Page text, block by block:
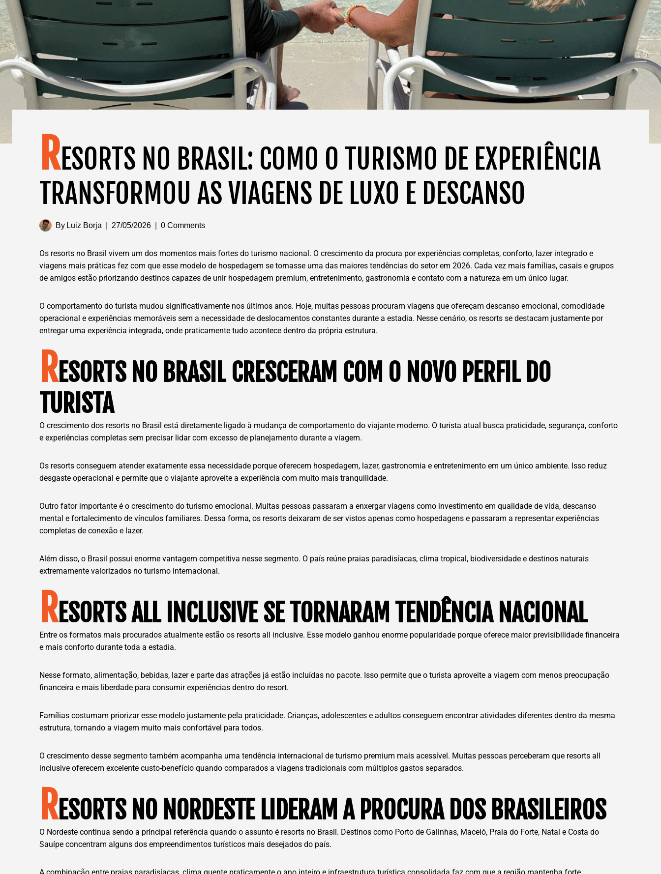
RESORTS NO BRASIL: COMO O TURISMO DE EXPERIÊNCIA
TRANSFORMOU AS VIAGENS DE LUXO E DESCANSO
By Luiz Borja 27/05/2026 0 Comments
Os resorts no Brasil vivem um dos momentos mais fortes do turismo nacional. O crescimento da procura por experiências completas, conforto, lazer integrado e
viagens mais práticas fez com que esse modelo de hospedagem se tornasse uma das maiores tendências do setor em 2026. Cada vez mais famílias, casais e grupos
de amigos estão priorizando destinos capazes de unir hospedagem premium, entretenimento, gastronomia e contato com a natureza em um único lugar.
O comportamento do turista mudou significativamente nos últimos anos. Hoje, muitas pessoas procuram viagens que ofereçam descanso emocional, comodidade
operacional e experiências memoráveis sem a necessidade de deslocamentos constantes durante a estadia. Nesse cenário, os resorts se destacam justamente por
entregar uma experiência integrada, onde praticamente tudo acontece dentro da própria estrutura.
RESORTS NO BRASIL CRESCERAM COM O NOVO PERFIL DO
TURISTA
O crescimento dos resorts no Brasil está diretamente ligado à mudança de comportamento do viajante moderno. O turista atual busca praticidade, segurança, conforto
e experiências completas sem precisar lidar com excesso de planejamento durante a viagem.
Os resorts conseguem atender exatamente essa necessidade porque oferecem hospedagem, lazer, gastronomia e entretenimento em um único ambiente. Isso reduz
desgaste operacional e permite que o viajante aproveite a experiência com muito mais tranquilidade.
Outro fator importante é o crescimento do turismo emocional. Muitas pessoas passaram a enxergar viagens como investimento em qualidade de vida, descanso
mental e fortalecimento de vínculos familiares. Dessa forma, os resorts deixaram de ser vistos apenas como hospedagens e passaram a representar experiências
completas de conexão e lazer.
Além disso, o Brasil possui enorme vantagem competitiva nesse segmento. O país reúne praias paradisíacas, clima tropical, biodiversidade e destinos naturais
extremamente valorizados no turismo internacional.
RESORTS ALL INCLUSIVE SE TORNARAM TENDÊNCIA NACIONAL
Entre os formatos mais procurados atualmente estão os resorts all inclusive. Esse modelo ganhou enorme popularidade porque oferece maior previsibilidade financeira
e mais conforto durante toda a estadia.
Nesse formato, alimentação, bebidas, lazer e parte das atrações já estão incluídas no pacote. Isso permite que o turista aproveite a viagem com menos preocupação
financeira e mais liberdade para consumir experiências dentro do resort.
Famílias costumam priorizar esse modelo justamente pela praticidade. Crianças, adolescentes e adultos conseguem encontrar atividades diferentes dentro da mesma
estrutura, tornando a viagem muito mais confortável para todos.
O crescimento desse segmento também acompanha uma tendência internacional de turismo premium mais acessível. Muitas pessoas perceberam que resorts all
inclusive oferecem excelente custo-benefício quando comparados a viagens tradicionais com múltiplos gastos separados.
RESORTS NO NORDESTE LIDERAM A PROCURA DOS BRASILEIROS
O Nordeste continua sendo a principal referência quando o assunto é resorts no Brasil. Destinos como Porto de Galinhas, Maceió, Praia do Forte, Natal e Costa do
Sauípe concentram alguns dos empreendimentos turísticos mais desejados do país.